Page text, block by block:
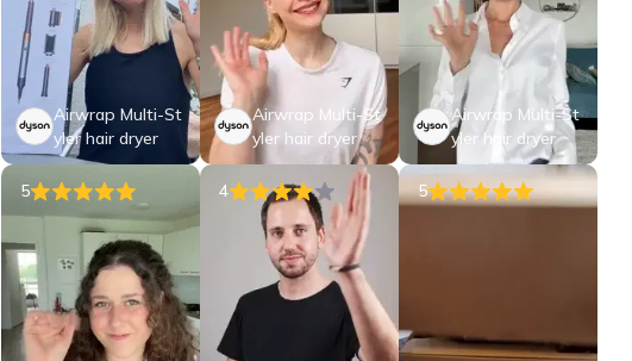
Airwrap Multi-St
yler hair dryer
Airwrap Multi-St
yler hair dryer
Airwrap Multi-St
yler hair dryer
5 4 5